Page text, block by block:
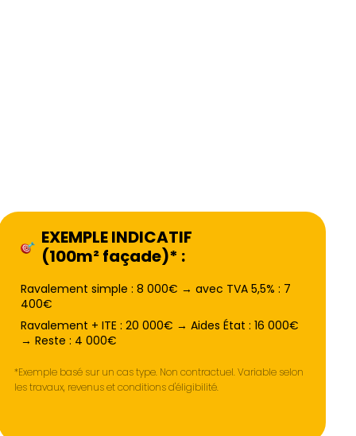
EXEMPLE INDICATIF
(100m² façade)* :
Ravalement simple : 8 000€ → avec TVA 5,5% : 7
400€
Ravalement + ITE : 20 000€ → Aides État : 16 000€
→ Reste : 4 000€
*Exemple basé sur un cas type. Non contractuel. Variable selon
les travaux, revenus et conditions d'éligibilité.